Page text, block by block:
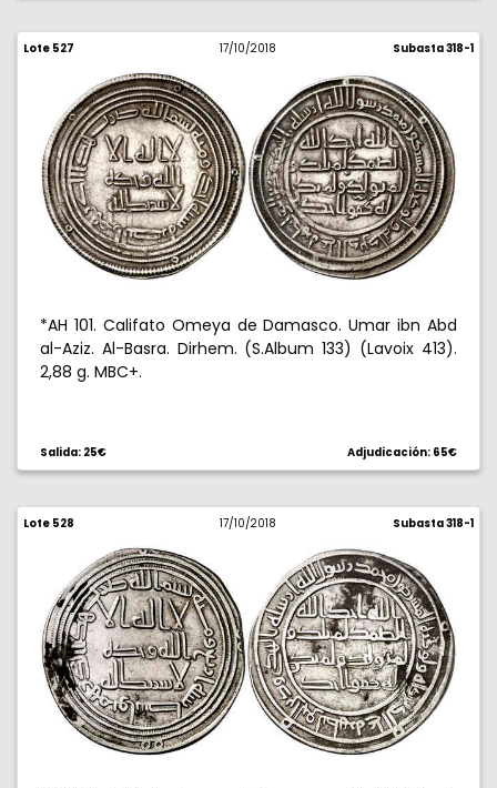
Lote 527 17/10/2018 Subasta 318-1
*AH 101. Califato Omeya de Damasco. Umar ibn Abd
al-Aziz. Al-Basra. Dirhem. (S.Album 133) (Lavoix 413).
2,88 g. MBC+.
Salida: 25€ Adjudicación: 65€
Lote 528 17/10/2018 Subasta 318-1